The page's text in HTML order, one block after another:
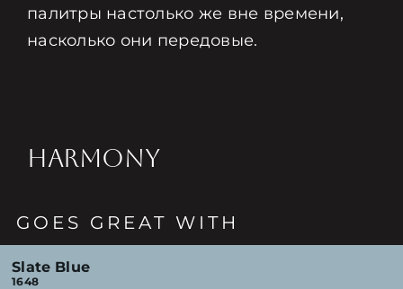
палитры настолько же вне времени,
насколько они передовые.
HARMONY
GOES GREAT WITH
Slate Blue
1648